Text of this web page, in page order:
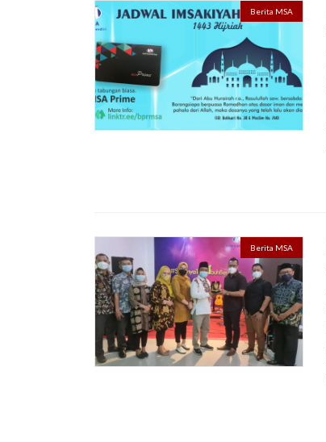
Berita MSA
Berita MSA